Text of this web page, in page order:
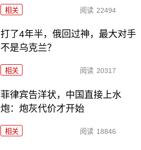
相关 阅读 22494
打了4年半，俄回过神，最大对手
不是乌克兰？
相关 阅读 20317
菲律宾告洋状，中国直接上水
炮：炮灰代价才开始
相关 阅读 18846